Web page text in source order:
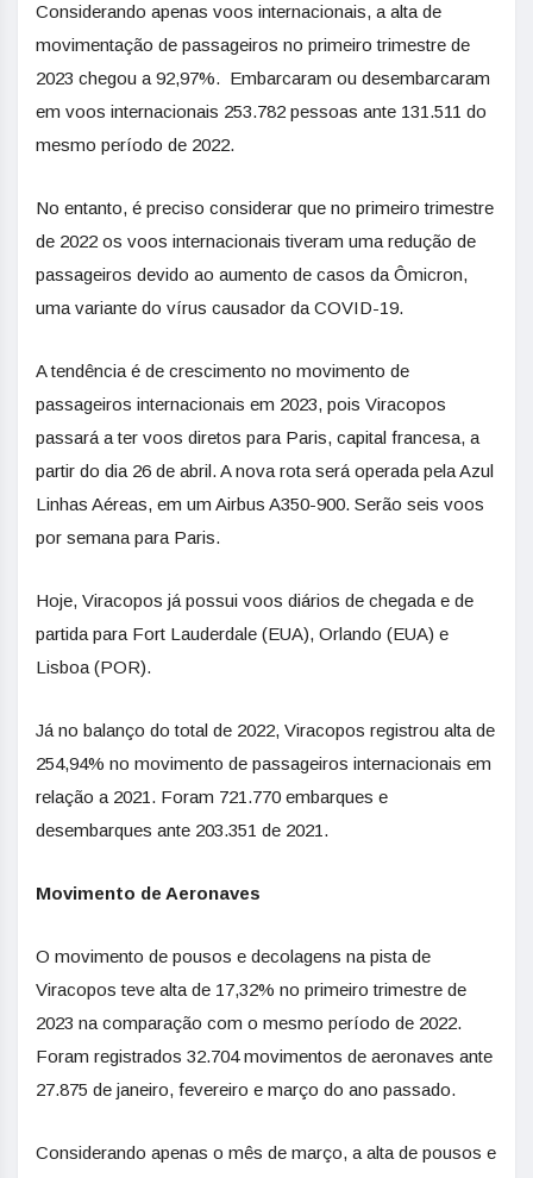
Considerando apenas voos internacionais, a alta de
movimentação de passageiros no primeiro trimestre de
2023 chegou a 92,97%. Embarcaram ou desembarcaram
em voos internacionais 253.782 pessoas ante 131.511 do
mesmo período de 2022.
No entanto, é preciso considerar que no primeiro trimestre
de 2022 os voos internacionais tiveram uma redução de
passageiros devido ao aumento de casos da Ômicron,
uma variante do vírus causador da COVID-19.
A tendência é de crescimento no movimento de
passageiros internacionais em 2023, pois Viracopos
passará a ter voos diretos para Paris, capital francesa, a
partir do dia 26 de abril. A nova rota será operada pela Azul
Linhas Aéreas, em um Airbus A350-900. Serão seis voos
por semana para Paris.
Hoje, Viracopos já possui voos diários de chegada e de
partida para Fort Lauderdale (EUA), Orlando (EUA) e
Lisboa (POR).
Já no balanço do total de 2022, Viracopos registrou alta de
254,94% no movimento de passageiros internacionais em
relação a 2021. Foram 721.770 embarques e
desembarques ante 203.351 de 2021.
Movimento de Aeronaves
O movimento de pousos e decolagens na pista de
Viracopos teve alta de 17,32% no primeiro trimestre de
2023 na comparação com o mesmo período de 2022.
Foram registrados 32.704 movimentos de aeronaves ante
27.875 de janeiro, fevereiro e março do ano passado.
Considerando apenas o mês de março, a alta de pousos e